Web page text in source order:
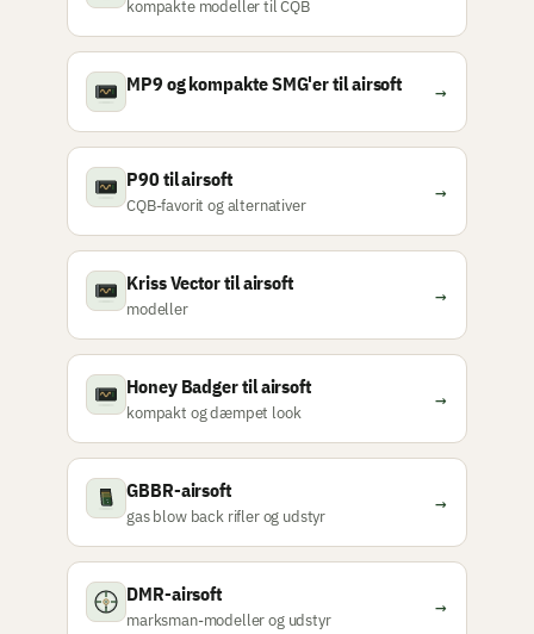
kompakte modeller til CQB
MP9 og kompakte SMG'er til airsoft →
P90 til airsoft
CQB-favorit og alternativer
→
Kriss Vector til airsoft
modeller
→
Honey Badger til airsoft
kompakt og dæmpet look
→
GBBR-airsoft
gas blow back rifler og udstyr
→
DMR-airsoft
marksman-modeller og udstyr
→